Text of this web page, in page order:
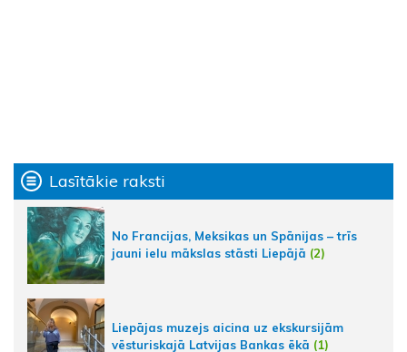
Lasītākie raksti
No Francijas, Meksikas un Spānijas – trīs
jauni ielu mākslas stāsti Liepājā (2)
Liepājas muzejs aicina uz ekskursijām
vēsturiskajā Latvijas Bankas ēkā (1)